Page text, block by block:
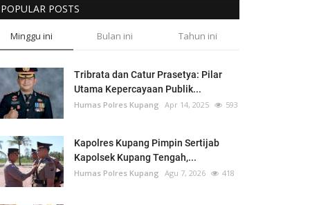
POPULAR POSTS
Minggu ini Bulan ini Tahun ini
Tribrata dan Catur Prasetya: Pilar
Utama Kepercayaan Publik...
Humas Polres Kupang Apr 14, 2025 593
Kapolres Kupang Pimpin Sertijab
Kapolsek Kupang Tengah,...
Humas Polres Kupang Agu 7, 2026 418